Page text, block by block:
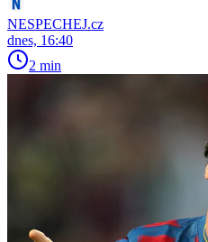
NESPECHEJ.cz
dnes, 16:40
2 min